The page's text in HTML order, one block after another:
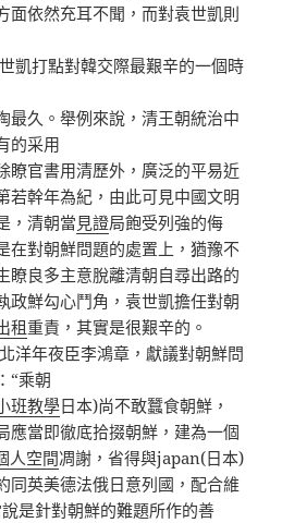
面依然充耳不聞，而對袁世凱則
打點對韓交際最艱辛的一個時
久。舉例來說，清王朝統治中
的采用
官書用清歷外，廣泛的平易近
若幹年為紀，由此可見中國文明
，清朝當見證局飽受列強的侮
在對朝鮮問題的處置上，猶豫不
瞭良多主意脫離清朝自尋出路的
政鮮勾心鬥角，袁世凱擔任對朝
租重責，其實是很艱辛的。
年夜臣李鴻章，獻議對朝鮮問
“乘朝
班教學日本)尚不敢蠶食朝鮮，
應當即徹底拾掇朝鮮，建為一個
人空間凋謝，省得與japan(日本)
同英美德法俄日意列國，配合維
是針對朝鮮的難題所作的善